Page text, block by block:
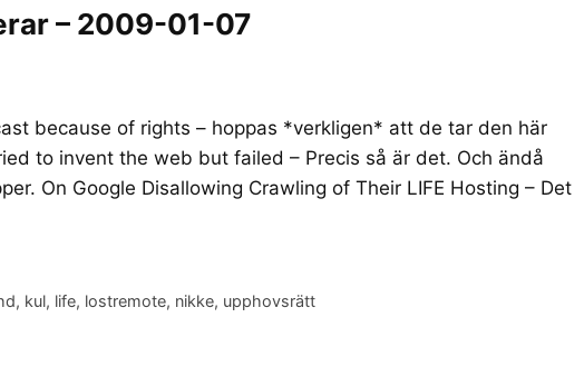
– 2009-01-07
because of rights – hoppas *verkligen* att de tar den här
to invent the web but failed – Precis så är det. Och ändå
On Google Disallowing Crawling of Their LIFE Hosting – Det
, kul, life, lostremote, nikke, upphovsrätt